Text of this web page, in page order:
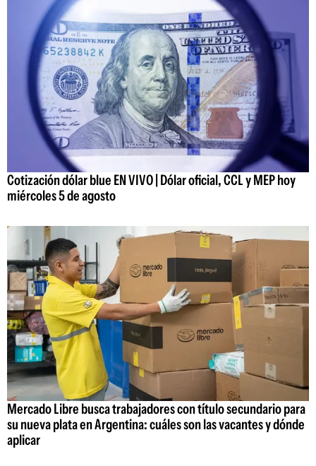
Cotización dólar blue EN VIVO | Dólar oficial, CCL y MEP hoy
miércoles 5 de agosto
Mercado Libre busca trabajadores con título secundario para
su nueva plata en Argentina: cuáles son las vacantes y dónde
aplicar